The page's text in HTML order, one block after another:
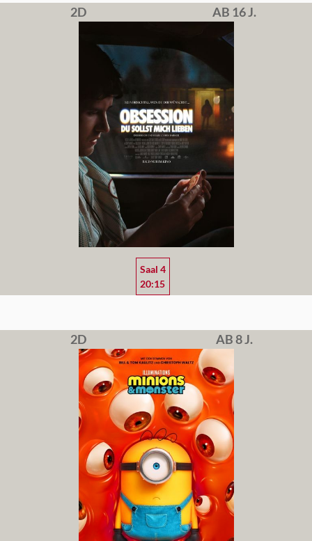
2D AB 16 J.
Saal 4
20:15
2D AB 8 J.